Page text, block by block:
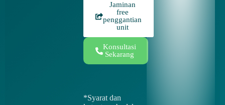
Jaminan
free
penggantian
unit
Konsultasi
Sekarang
*Syarat dan